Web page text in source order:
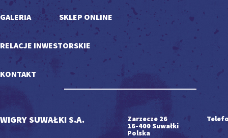
GALERIA SKLEP ONLINE
RELACJE INWESTORSKIE
KONTAKT
WIGRY SUWAŁKI S.A. Zarzecze 26
16-400 Suwałki
Polska